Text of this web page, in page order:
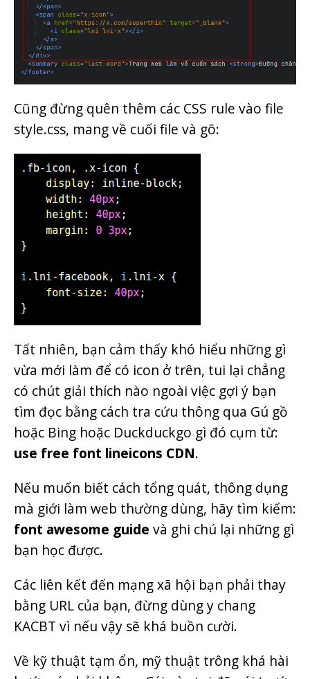
Cũng đừng quên thêm các CSS rule vào file
style.css, mang về cuối file và gõ:
Tất nhiên, bạn cảm thấy khó hiểu những gì
vừa mới làm để có icon ở trên, tui lại chẳng
có chút giải thích nào ngoài việc gợi ý bạn
tìm đọc bằng cách tra cứu thông qua Gú gồ
hoặc Bing hoặc Duckduckgo gì đó cụm từ:
use free font lineicons CDN.
Nếu muốn biết cách tổng quát, thông dụng
mà giới làm web thường dùng, hãy tìm kiếm:
font awesome guide và ghi chú lại những gì
bạn học được.
Các liên kết đến mạng xã hội bạn phải thay
bằng URL của bạn, đừng dùng y chang
KACBT vì nếu vậy sẽ khá buồn cười.
Về kỹ thuật tạm ổn, mỹ thuật trông khá hài